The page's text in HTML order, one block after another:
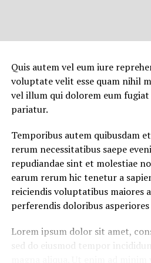
facere possimus, omnis
Nulla pariatur. Excepteur sint
proident, sunt in culpa qui
id est laborum.
Sed ut perspiciatis unde omnis
voluptatem accusantium
totam rem aperiam, eaque ipsa
veritatis et quasi architecto
explicabo.
dolor sit amet, consectetur,
numquam eiusmodi tempora
Quis autem vel eum iure
voluptate velit esse quam nihil
vel illum qui dolorem eum
pariatur.
Temporibus autem quibusdam
rerum necessitatibus saepe
repudiandae sint et molestiae
earum rerum hic tenetur a
reiciendis voluptatibus maiores
perferendis doloribus
Lorem ipsum dolor sit amet,
sed do eiusmod tempor